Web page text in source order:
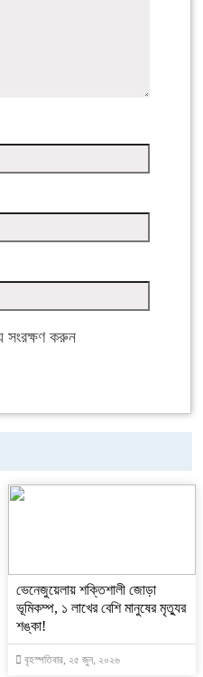
সংরক্ষণ করুন
ভেনেজুয়েলায় শক্তিশালী জোড়া
ভূমিকম্প, ১ লাখের বেশি মানুষের মৃত্যুর
শঙ্কা!
বৃহস্পতিবার, ২৫ জুন, ২০২৬